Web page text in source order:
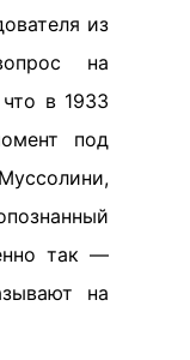
из
на
в 1933
под
так —
на